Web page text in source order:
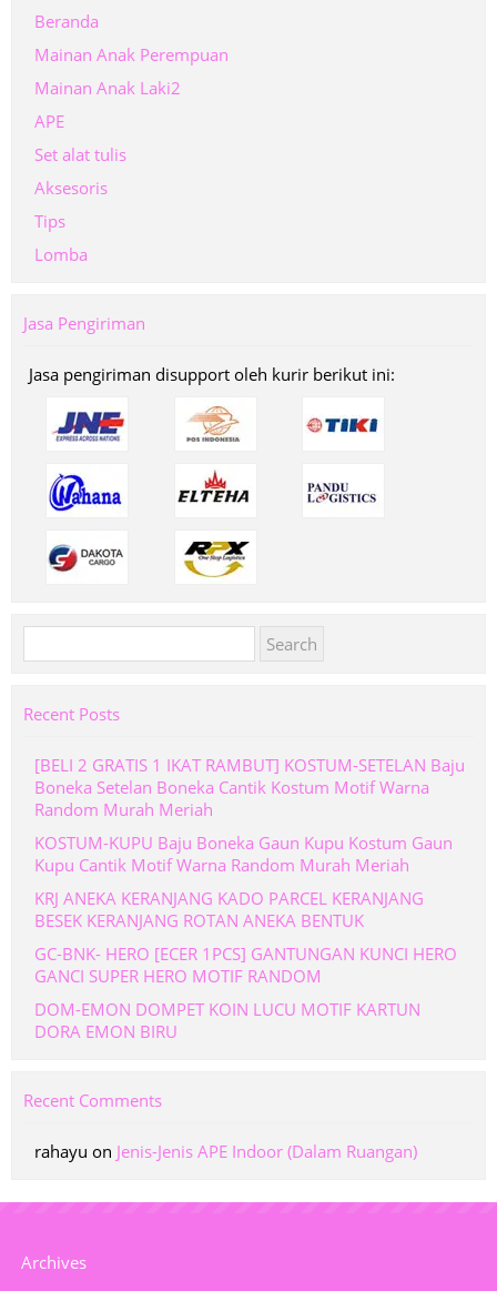
Beranda
Mainan Anak Perempuan
Mainan Anak Laki2
APE
Set alat tulis
Aksesoris
Tips
Lomba
Jasa Pengiriman
Jasa pengiriman disupport oleh kurir berikut ini:
for:
Recent Posts
[BELI 2 GRATIS 1 IKAT RAMBUT] KOSTUM-SETELAN Baju
Boneka Setelan Boneka Cantik Kostum Motif Warna
Random Murah Meriah
KOSTUM-KUPU Baju Boneka Gaun Kupu Kostum Gaun
Kupu Cantik Motif Warna Random Murah Meriah
KRJ ANEKA KERANJANG KADO PARCEL KERANJANG
BESEK KERANJANG ROTAN ANEKA BENTUK
GC-BNK- HERO [ECER 1PCS] GANTUNGAN KUNCI HERO
GANCI SUPER HERO MOTIF RANDOM
DOM-EMON DOMPET KOIN LUCU MOTIF KARTUN
DORA EMON BIRU
Recent Comments
rahayu on Jenis-Jenis APE Indoor (Dalam Ruangan)
Archives